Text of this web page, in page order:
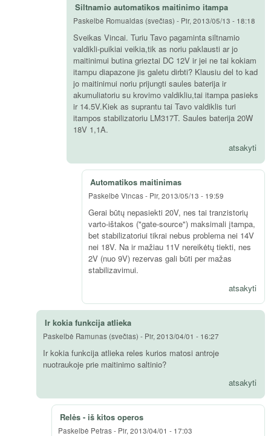
Siltnamio automatikos maitinimo itampa
Paskelbė Romualdas (svečias) - Pir, 2013/05/13 - 18:18
Sveikas Vincai. Turiu Tavo pagaminta siltnamio
valdikli-puikiai veikia,tik as noriu paklausti ar jo
maitinimui butina grieztai DC 12V ir jei ne tai kokiam
itampu diapazone jis galetu dirbti? Klausiu del to kad
jo maitinimui noriu prijungti saules baterija ir
akumuliatoriu su krovimo valdikliu,tai itampa pasieks
ir 14.5V.Kiek as suprantu tai Tavo valdiklis turi
itampos stabilizatoriu LM317T. Saules baterija 20W
18V 1,1A.
atsakyti
Automatikos maitinimas
Paskelbė Vincas- Pir, 2013/05/13 - 19:59
Gerai būtų nepasiekti 20V, nes tai tranzistorių
varto-ištakos ("gate-source") maksimali įtampa,
bet stabilizatoriui tikrai nebus problema nei 14V
nei 18V. Na ir mažiau 11V nereikėtų tiekti, nes
2V (nuo 9V) rezervas gali būti per mažas
stabilizavimui.
atsakyti
Ir kokia funkcija atlieka
Paskelbė Ramunas (svečias) - Pir, 2013/04/01 - 16:27
Ir kokia funkcija atlieka reles kurios matosi antroje
nuotraukoje prie maitinimo saltinio?
atsakyti
Relės - iš kitos operos
Paskelbė Petras- Pir, 2013/04/01 - 17:03